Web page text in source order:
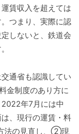
賃収入を超えては
つまり、実際に認
しないと、鉄道会
通省も認識してい
金制度のあり方に
年7月には中
、現行の運賃・料
法の見直し、②現